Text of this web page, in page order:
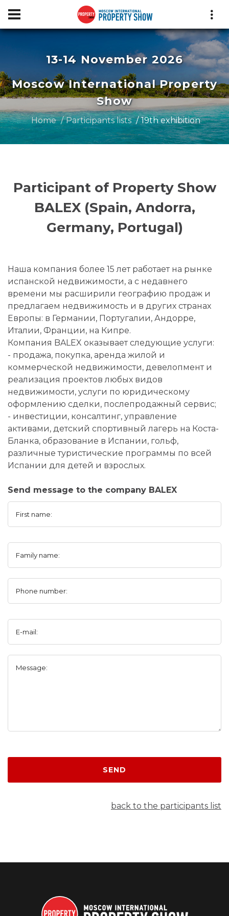
13-14 November 2026
Moscow International Property
Show
Home Participants lists 19th exhibition
Participant of Property Show
BALEX (Spain, Andorra,
Germany, Portugal)
Наша компания более 15 лет работает на рынке
испанской недвижимости, а с недавнего
времени мы расширили географию продаж и
предлагаем недвижимость и в других странах
Европы: в Германии, Португалии, Андорре,
Италии, Франции, на Кипре.
Компания BALEX оказывает следующие услуги:
- продажа, покупка, аренда жилой и
коммерческой недвижимости, девелопмент и
реализация проектов любых видов
недвижимости, услуги по юридическому
оформлению сделки, послепродажный сервис;
- инвестиции, консалтинг, управление
активами, детский спортивный лагерь на Коста-
Бланка, образование в Испании, гольф,
различные туристические программы по всей
Испании для детей и взрослых.
Send message to the company BALEX
First name:
Family name:
Phone number:
E-mail:
Message:
SEND
back to the participants list